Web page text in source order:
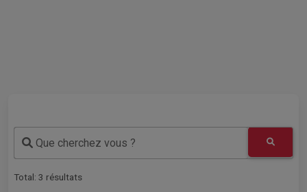
Que cherchez vous ?
Total: 3 résultats